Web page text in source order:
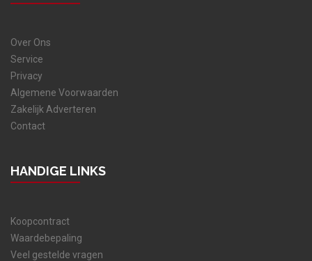
Over Ons
Service
Privacy
Algemene Voorwaarden
Zakelijk Adverteren
Contact
HANDIGE LINKS
Koopcontract
Waardebepaling
Veel gestelde vragen